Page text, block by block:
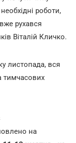
роботи,
рухався
Віталій Кличко.
листопада, вся
тимчасових
на